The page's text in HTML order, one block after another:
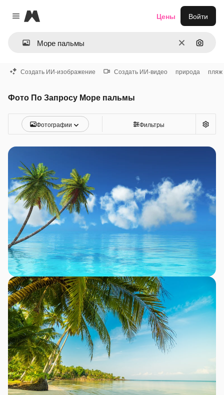
Close menu
Magnific
ОчиститьПоиск
Цены Войти
Создать ИИ-изображение Создать ИИ-видео природа пляж
Фото По Запросу Море пальмы
Фотографии Фильтры